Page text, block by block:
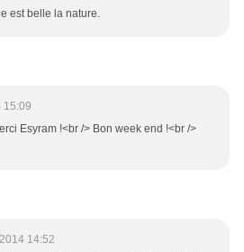
est belle la nature.
15:09
Esyram !<br /> Bon week end !<br />
14:52